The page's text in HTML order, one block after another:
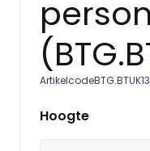
Artikelcode
Hoogte